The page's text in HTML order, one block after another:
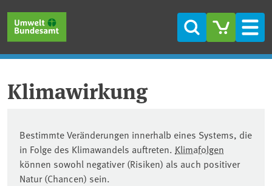
Search
Klimawirkung
Bestimmte Veränderungen innerhalb eines Systems, die
in Folge des Klimawandels auftreten. Klimafolgen
können sowohl negativer (Risiken) als auch positiver
Natur (Chancen) sein.